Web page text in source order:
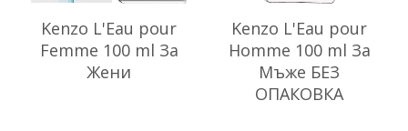
Kenzo L'Eau pour
Femme 100 ml За
Жени
Kenzo L'Eau pour
Homme 100 ml За
Мъже БЕЗ
ОПАКОВКА